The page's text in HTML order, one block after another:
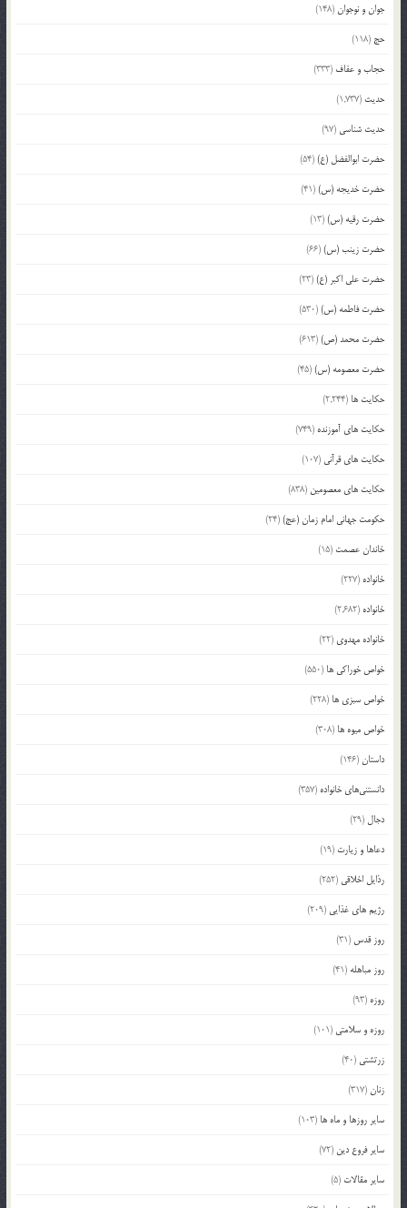
جوان و نوجوان(148)
حج (118)
حجاب و عفاف (333)
حدیث (1,737)
حدیث شناسی (97)
حضرت ابوالفضل (ع)(54)
حضرت خدیجه (س)(41)
حضرت رقیه (س)(13)
حضرت زینب (س)(66)
حضرت علی اکبر (ع)(23)
حضرت فاطمه (س)(530)
حضرت محمد (ص)(613)
حضرت معصومه (س)(45)
حکایت ها (2,244)
حکایت های آموزنده (749)
حکایت های قرآنی (107)
حکایت های معصومین (838)
حکومت جهانی امام زمان (عج)(24)
خاندان عصمت (15)
خانواده (227)
خانواده (2,682)
خانواده مهدوی (22)
خواص خوراکی ها (550)
خواص سبزی ها (228)
خواص میوه ها (308)
داستان(146)
دانستنی‌های خانواده (357)
دجال (29)
دعاها و زیارت (19)
رذایل اخلاقی (252)
رژیم های غذایی (209)
روز قدس (31)
روز مباهله (41)
روزه (93)
روزه و سلامتی (101)
زرتشتی (40)
زنان(317)
سایر روزها و ماه ها (103)
سایر فروع دین (72)
سایر مقالات (5)